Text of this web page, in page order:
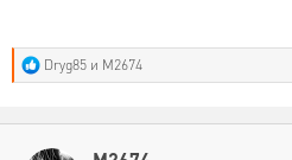
буду "гуру"ставок-
3-0..а
Р
е
и
Dryg85 и M2674